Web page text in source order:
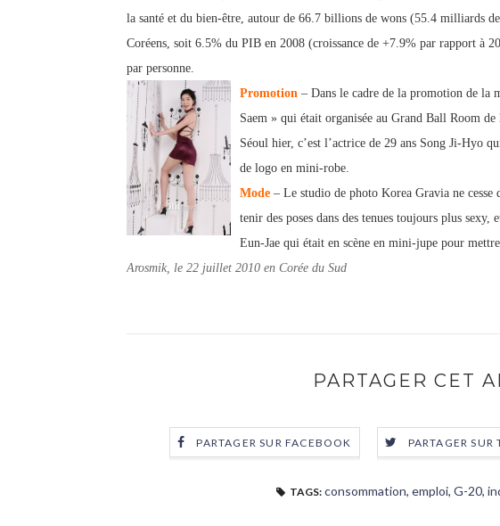
la santé et du bien-être, autour de 66.7 billions de wons (55.4 milliards
Coréens, soit 6.5% du PIB en 2008 (croissance de +7.9% par rapport à
par personne.
Promotion – Dans le cadre de la promotion de la
Saem » qui était organisée au Grand Ball Room
Séoul hier, c’est l’actrice de 29 ans Song Ji-Hyo
de logo en mini-robe.
Mode – Le studio de photo Korea Gravia ne cesse
tenir des poses dans des tenues toujours plus
Eun-Jae qui était en scène en mini-jupe pour
Arosmik, le 22 juillet 2010 en Corée du Sud
PARTAGER CET
PARTAGER SUR FACEBOOK PARTAGER SUR
TAGS: consommation, emploi, G-20,